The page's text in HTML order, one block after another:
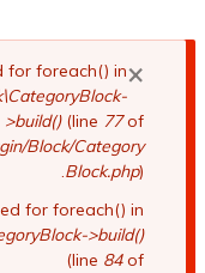
رسالة
الخطأ
for foreach() in
>build()(line77of
Block/Category
Block.php
for foreach() in
>build()
(line84of